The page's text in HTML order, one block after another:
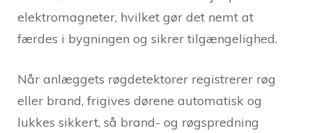
elektromagneter, hvilket gør det nemt at
færdes i bygningen og sikrer tilgængelighed.
Når anlæggets røgdetektorer registrerer røg
eller brand, frigives dørene automatisk og
lukkes sikkert, så brand- og røgspredning